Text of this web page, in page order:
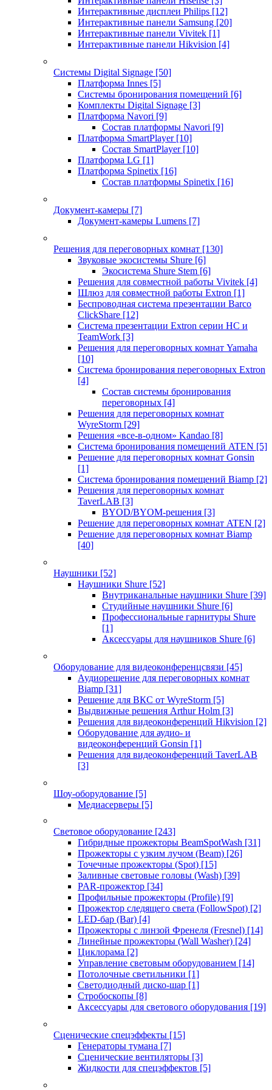
Интерактивные дисплеи Philips [12]
Интерактивные панели Samsung [20]
Интерактивные панели Vivitek [1]
Интерактивные панели Hikvision [4]
Системы Digital Signage [50]
Платформа Innes [5]
Системы бронирования помещений [6]
Комплекты Digital Signage [3]
Платформа Navori [9]
Состав платформы Navori [9]
Платформа SmartPlayer [10]
Состав SmartPlayer [10]
Платформа LG [1]
Платформа Spinetix [16]
Состав платформы Spinetix [16]
Документ-камеры [7]
Документ-камеры Lumens [7]
Решения для переговорных комнат [130]
Звуковые экосистемы Shure [6]
Экосистема Shure Stem [6]
Решения для совместной работы Vivitek [4]
Шлюз для совместной работы Extron [1]
Беспроводная система презентации Barco
ClickShare [12]
Система презентации Extron серии HC и
TeamWork [3]
Решения для переговорных комнат Yamaha
[10]
Система бронирования переговорных Extron
[4]
Состав системы бронирования
переговорных [4]
Решения для переговорных комнат
WyreStorm [29]
Решения «все-в-одном» Kandao [8]
Система бронирования помещений ATEN [5]
Решение для переговорных комнат Gonsin
[1]
Система бронирования помещений Biamp [2]
Решения для переговорных комнат
TaverLAB [3]
BYOD/BYOM-решения [3]
Решение для переговорных комнат ATEN [2]
Решение для переговорных комнат Biamp
[40]
Наушники [52]
Наушники Shure [52]
Внутриканальные наушники Shure [39]
Студийные наушники Shure [6]
Профессиональные гарнитуры Shure
[1]
Аксессуары для наушников Shure [6]
Оборудование для видеоконференцсвязи [45]
Аудиорешение для переговорных комнат
Biamp [31]
Решение для ВКС от WyreStorm [5]
Выдвижные решения Arthur Holm [3]
Решения для видеоконференций Hikvision [2]
Оборудование для аудио- и
видеоконференций Gonsin [1]
Решения для видеоконференций TaverLAB
[3]
Шоу-оборудование [5]
Медиасерверы [5]
Световое оборудование [243]
Гибридные прожекторы BeamSpotWash [31]
Прожекторы с узким лучом (Beam) [26]
Точечные прожекторы (Spot) [15]
Заливные световые головы (Wash) [39]
PAR-прожектор [34]
Профильные прожекторы (Profile) [9]
Прожектор следящего света (FollowSpot) [2]
LED-бар (Bar) [4]
Прожекторы с линзой Френеля (Fresnel) [14]
Линейные прожекторы (Wall Washer) [24]
Циклорама [2]
Управление световым оборудованием [14]
Потолочные светильники [1]
Светодиодный диско-шар [1]
Стробоскопы [8]
Аксессуары для светового оборудования [19]
Сценические спецэффекты [15]
Генераторы тумана [7]
Сценические вентиляторы [3]
Жидкости для спецэффектов [5]